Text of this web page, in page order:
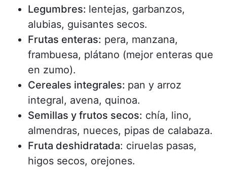
Legumbres: lentejas, garbanzos,
alubias, guisantes secos.
Frutas enteras: pera, manzana,
frambuesa, plátano (mejor enteras que
en zumo).
Cereales integrales: pan y arroz
integral, avena, quinoa.
Semillas y frutos secos: chía, lino,
almendras, nueces, pipas de calabaza.
Fruta deshidratada: ciruelas pasas,
higos secos, orejones.